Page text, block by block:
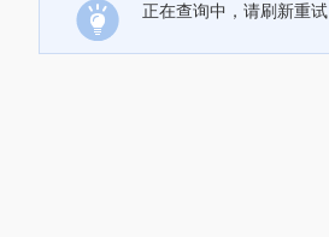
正在查询中，请刷新重试